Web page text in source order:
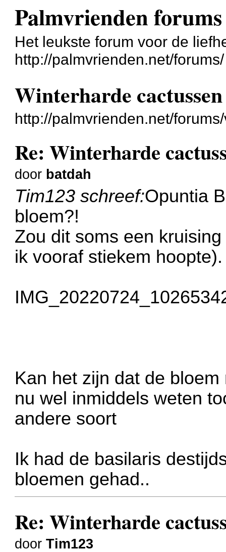
Palmvrienden forums
Het leukste forum voor de
http://palmvrienden.net/forums/
Winterharde cactussen
http://palmvrienden.net/
Re: Winterharde
door batdah
Tim123 schreef:Opuntia
bloem?!
Zou dit soms een
ik vooraf stiekem hoopte).
Kan het zijn dat de
nu wel inmiddels weten
andere soort
Ik had de basilaris
bloemen gehad..
Re: Winterharde
doorTim123